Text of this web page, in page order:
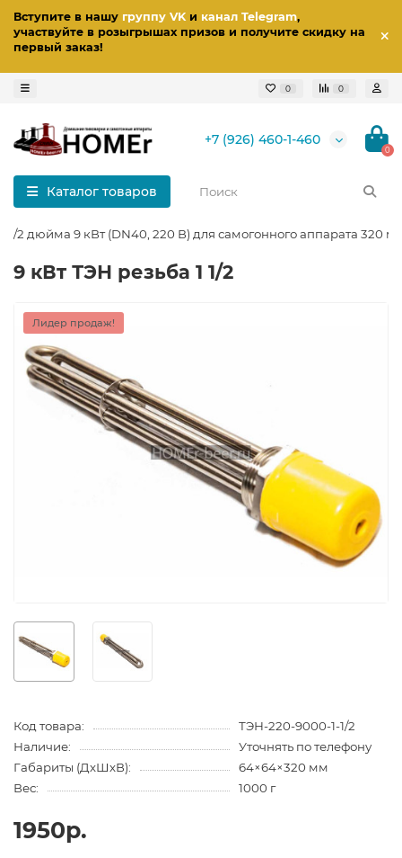
Вступите в нашу группу VKи канал Telegram,
участвуйте в розыгрышах призов и получите скидку на
первый заказ!
0 0
+7 (926) 460-1-460
0
Каталог товаров
1/2 дюйма 9 кВт (DN40, 220 В) для самогонного аппарата 320
9 кВт ТЭН резьба 1 1/2
Лидер продаж!
Код товара:
ТЭН-220-9000-1-1/2
Наличие:
Уточнять по телефону
Габариты (ДхШхВ):
64×64×320 мм
Вес:
1000 г
1950р.